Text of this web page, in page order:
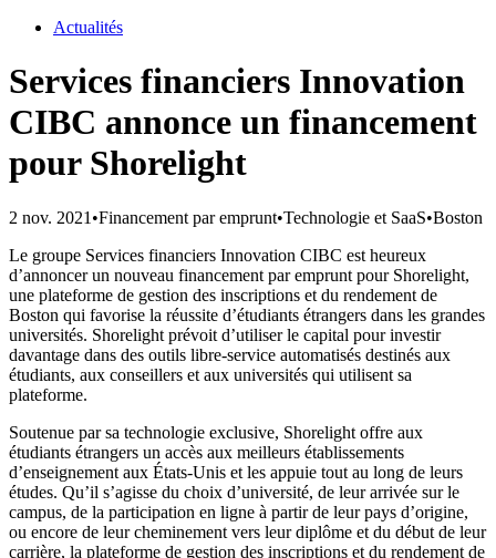
Actualités
Services financiers Innovation
CIBC annonce un financement
pour Shorelight
2 nov. 2021 •Financement par emprunt•Technologie et SaaS•Boston
Le groupe Services financiers Innovation CIBC est heureux
d’annoncer un nouveau financement par emprunt pour Shorelight,
une plateforme de gestion des inscriptions et du rendement de
Boston qui favorise la réussite d’étudiants étrangers dans les grandes
universités. Shorelight prévoit d’utiliser le capital pour investir
davantage dans des outils libre-service automatisés destinés aux
étudiants, aux conseillers et aux universités qui utilisent sa
plateforme.
Soutenue par sa technologie exclusive, Shorelight offre aux
étudiants étrangers un accès aux meilleurs établissements
d’enseignement aux États-Unis et les appuie tout au long de leurs
études. Qu’il s’agisse du choix d’université, de leur arrivée sur le
campus, de la participation en ligne à partir de leur pays d’origine,
ou encore de leur cheminement vers leur diplôme et du début de leur
carrière, la plateforme de gestion des inscriptions et du rendement de